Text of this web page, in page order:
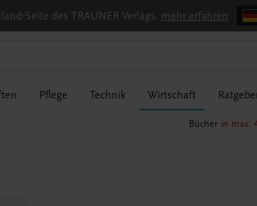
Seite des TRAUNER Verlags. mehr erfahren
Pflege Technik Wirtschaft
Bücher in max.